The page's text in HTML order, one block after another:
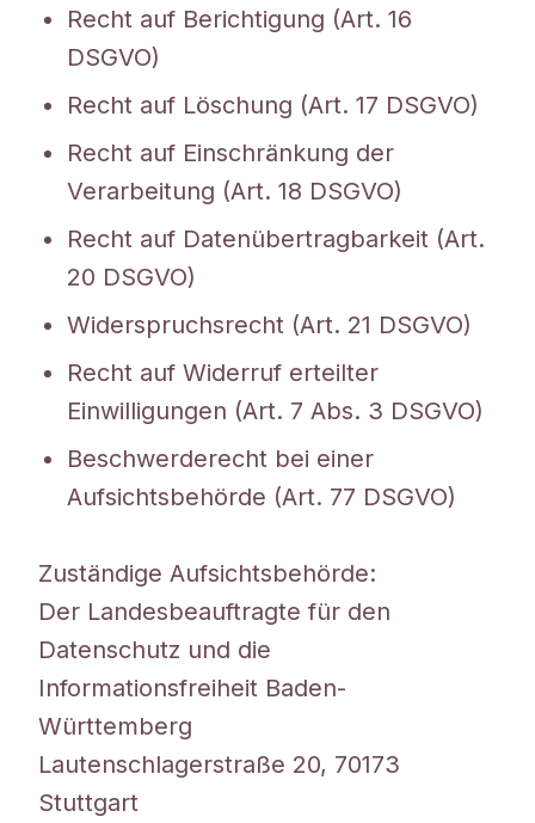
Recht auf Berichtigung (Art. 16
DSGVO)
Recht auf Löschung (Art. 17 DSGVO)
Recht auf Einschränkung der
Verarbeitung (Art. 18 DSGVO)
Recht auf Datenübertragbarkeit (Art.
20 DSGVO)
Widerspruchsrecht (Art. 21 DSGVO)
Recht auf Widerruf erteilter
Einwilligungen (Art. 7 Abs. 3 DSGVO)
Beschwerderecht bei einer
Aufsichtsbehörde (Art. 77 DSGVO)
Zuständige Aufsichtsbehörde:
Der Landesbeauftragte für den
Datenschutz und die
Informationsfreiheit Baden-
Württemberg
Lautenschlagerstraße 20, 70173
Stuttgart